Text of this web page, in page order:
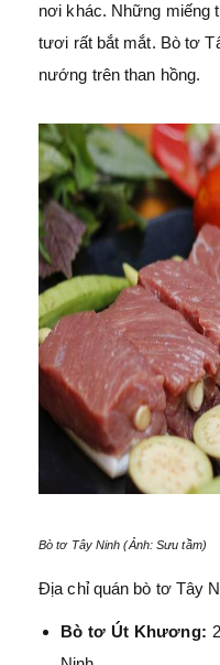
nơi khác. Những miếng
tươi rất bắt mắt. Bò tơ
nướng trên than hồng.
Bò tơ Tây Ninh (Ảnh: Sưu tầm)
Địa chỉ quán bò tơ Tây
Bò tơ Út Khương: